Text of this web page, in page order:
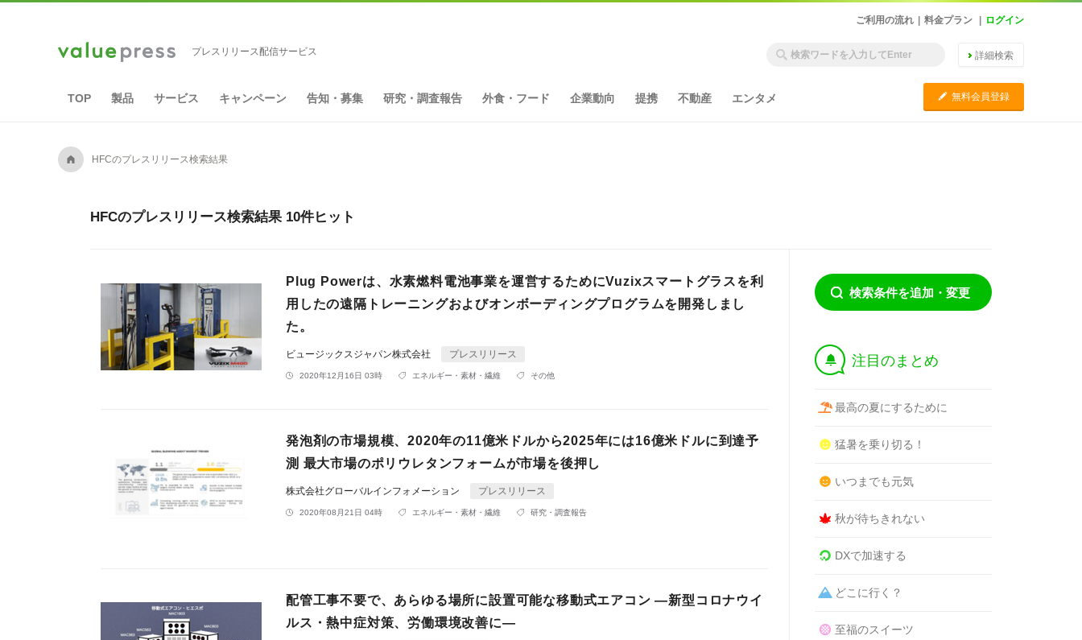
ご利用の流れ 料金プラン ログイン
プレスリリース配信サービス 詳細検索
TOP 製品 サービス キャンペーン 告知・募集 研究・調査報告 外食・フード 企業動向 提携 不動産 エンタメ C 無料会員登録
A HFCのプレスリリース検索結果
HFCのプレスリリース検索結果 10件ヒット
Plug Powerは、水素燃料電池事業を運営するためにVuzixスマートグラスを利
用したの遠隔トレーニングおよびオンボーディングプログラムを開発しまし
た。
ビュージックスジャパン株式会社 プレスリリース
2020年12月16日 03時 エネルギー・素材・繊維 その他
発泡剤の市場規模、2020年の11億米ドルから2025年には16億米ドルに到達予
測 最大市場のポリウレタンフォームが市場を後押し
株式会社グローバルインフォメーション プレスリリース
2020年08月21日 04時 エネルギー・素材・繊維 研究・調査報告
配管工事不要で、あらゆる場所に設置可能な移動式エアコン ―新型コロナウイ
ルス・熱中症対策、労働環境改善に―
検索条件を追加・変更
† 注目のまとめ
最高の夏にするために
猛暑を乗り切る！
いつまでも元気
秋が待ちきれない
DXで加速する
どこに行く？
至福のスイーツ